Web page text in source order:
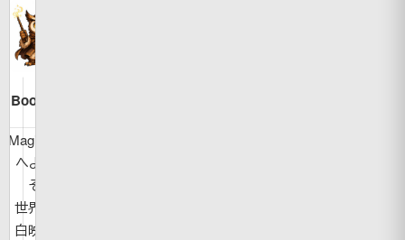
Bookman
MagicBook
へようこ
そ！
世界の面
白映像や